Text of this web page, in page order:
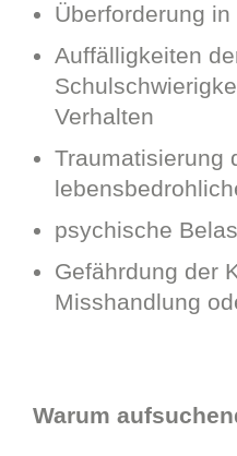
Überforderung
Auffälligkeiten
Verhalten
Traumatisierung
psychische
Gefährdung der
Misshandlung
Warum